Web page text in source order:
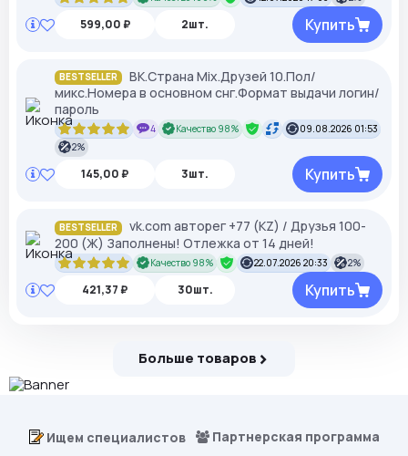
599,00 ₽ 2шт. Купить
BESTSELLER
ВК.Страна Mix.Друзей 10.Пол/
микс.Номера в основном снг.Формат выдачи логин/
пароль
4 Качество 98%
09.08.2026 01:53
2%
145,00 ₽ 3шт. Купить
BESTSELLER
vk.com авторег +77 (KZ) / Друзья 100-
200 (Ж) Заполнены! Отлежка от 14 дней!
Качество 98% 22.07.2026 20:33 2%
421,37 ₽ 30шт. Купить
Больше товаров
Ищем специалистов
Партнерская программа